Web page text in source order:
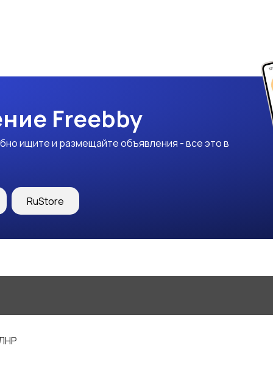
Freebby
ищите и размещайте объявления - все это в
RuStore